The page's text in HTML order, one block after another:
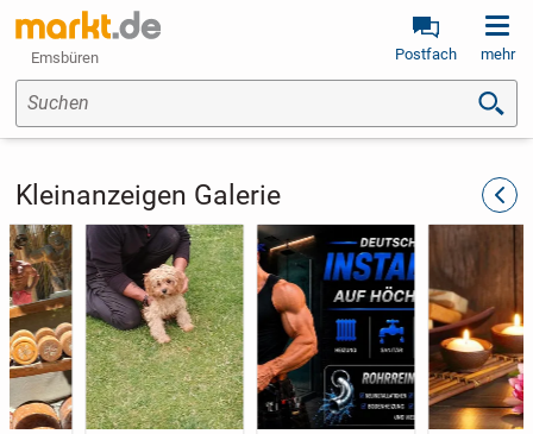
Emsbüren Postfach mehr
Suchen
Kleinanzeigen Galerie